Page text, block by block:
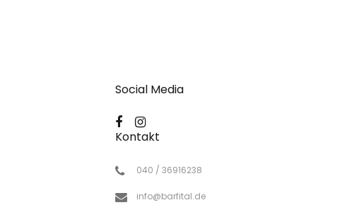
Social Media
Kontakt
040 / 36916238
info@barfital.de